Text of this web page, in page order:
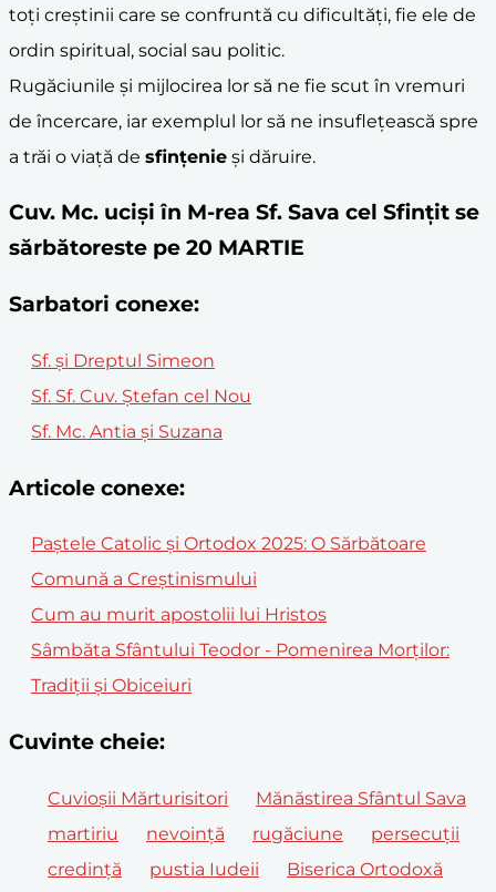
toţi creştinii care se confruntă cu dificultăţi, fie ele de
ordin spiritual, social sau politic.
Rugăciunile şi mijlocirea lor să ne fie scut în vremuri
de încercare, iar exemplul lor să ne insufleţească spre
a trăi o viaţă de sfinţenie şi dăruire.
Cuv. Mc. ucişi în M-rea Sf. Sava cel Sfinţit se
sărbătoreste pe 20 MARTIE
Sarbatori conexe:
Sf. şi Dreptul Simeon
Sf. Sf. Cuv. Ştefan cel Nou
Sf. Mc. Antia și Suzana
Articole conexe:
Paștele Catolic și Ortodox 2025: O Sărbătoare
Comună a Creștinismului
Cum au murit apostolii lui Hristos
Sâmbăta Sfântului Teodor - Pomenirea Morților:
Tradiții și Obiceiuri
Cuvinte cheie:
Cuvioşii Mărturisitori
Mănăstirea Sfântul Sava
martiriu
nevoinţă rugăciune
persecuţii
credinţă
pustia Iudeii Biserica Ortodoxă